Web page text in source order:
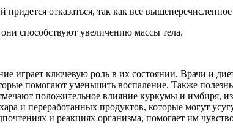
отказаться, так как все вышеперечисленное
способствуют увеличению массы тела.
играет ключевую роль в их состоянии. Врачи и
помогают уменьшить воспаление. Также
положительное влияние куркумы и имбиря,
и переработанных продуктов, которые могут
и реакциях организма, помогает им